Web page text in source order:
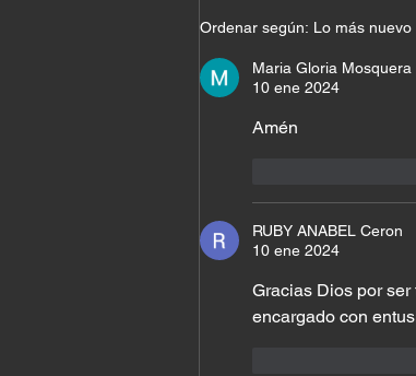
Cuando el milagro
estaba en tu casa
Ordenar según: Lo más nuevo
Maria Gloria Mosquera
10 ene 2024
Amén
RUBY ANABEL Ceron
10 ene 2024
Gracias Dios por
encargado con